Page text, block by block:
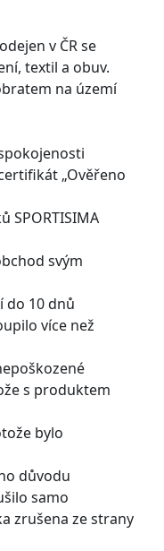
v ČR se
textil a obuv.
na území
„Ověřeno
SPORTISIMA
svým
do 10 dnů
více než
s produktem
bylo
důvodu
samo
zrušena ze strany